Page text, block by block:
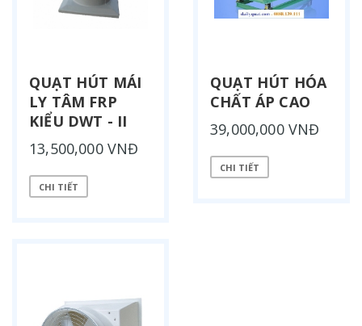
QUẠT HÚT MÁI
LY TÂM FRP
KIỂU DWT - II
13,500,000 VNĐ
CHI TIẾT
QUẠT HÚT HÓA
CHẤT ÁP CAO
39,000,000 VNĐ
CHI TIẾT